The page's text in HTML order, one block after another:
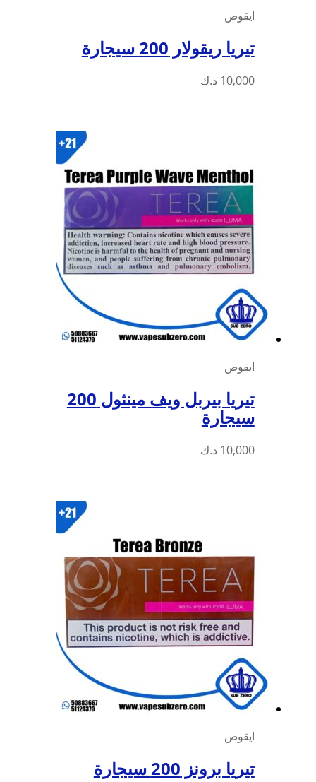
ايقوص
تيريا ريقولار 200 سيجارة
10,000 د.ك
ايقوص
تيريا بيربل ويف مينثول 200
سيجارة
10,000 د.ك
ايقوص
تيريا برونز 200 سيجارة